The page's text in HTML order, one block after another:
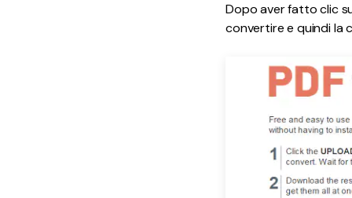
Dopo aver fatto clic
convertire e quindi la